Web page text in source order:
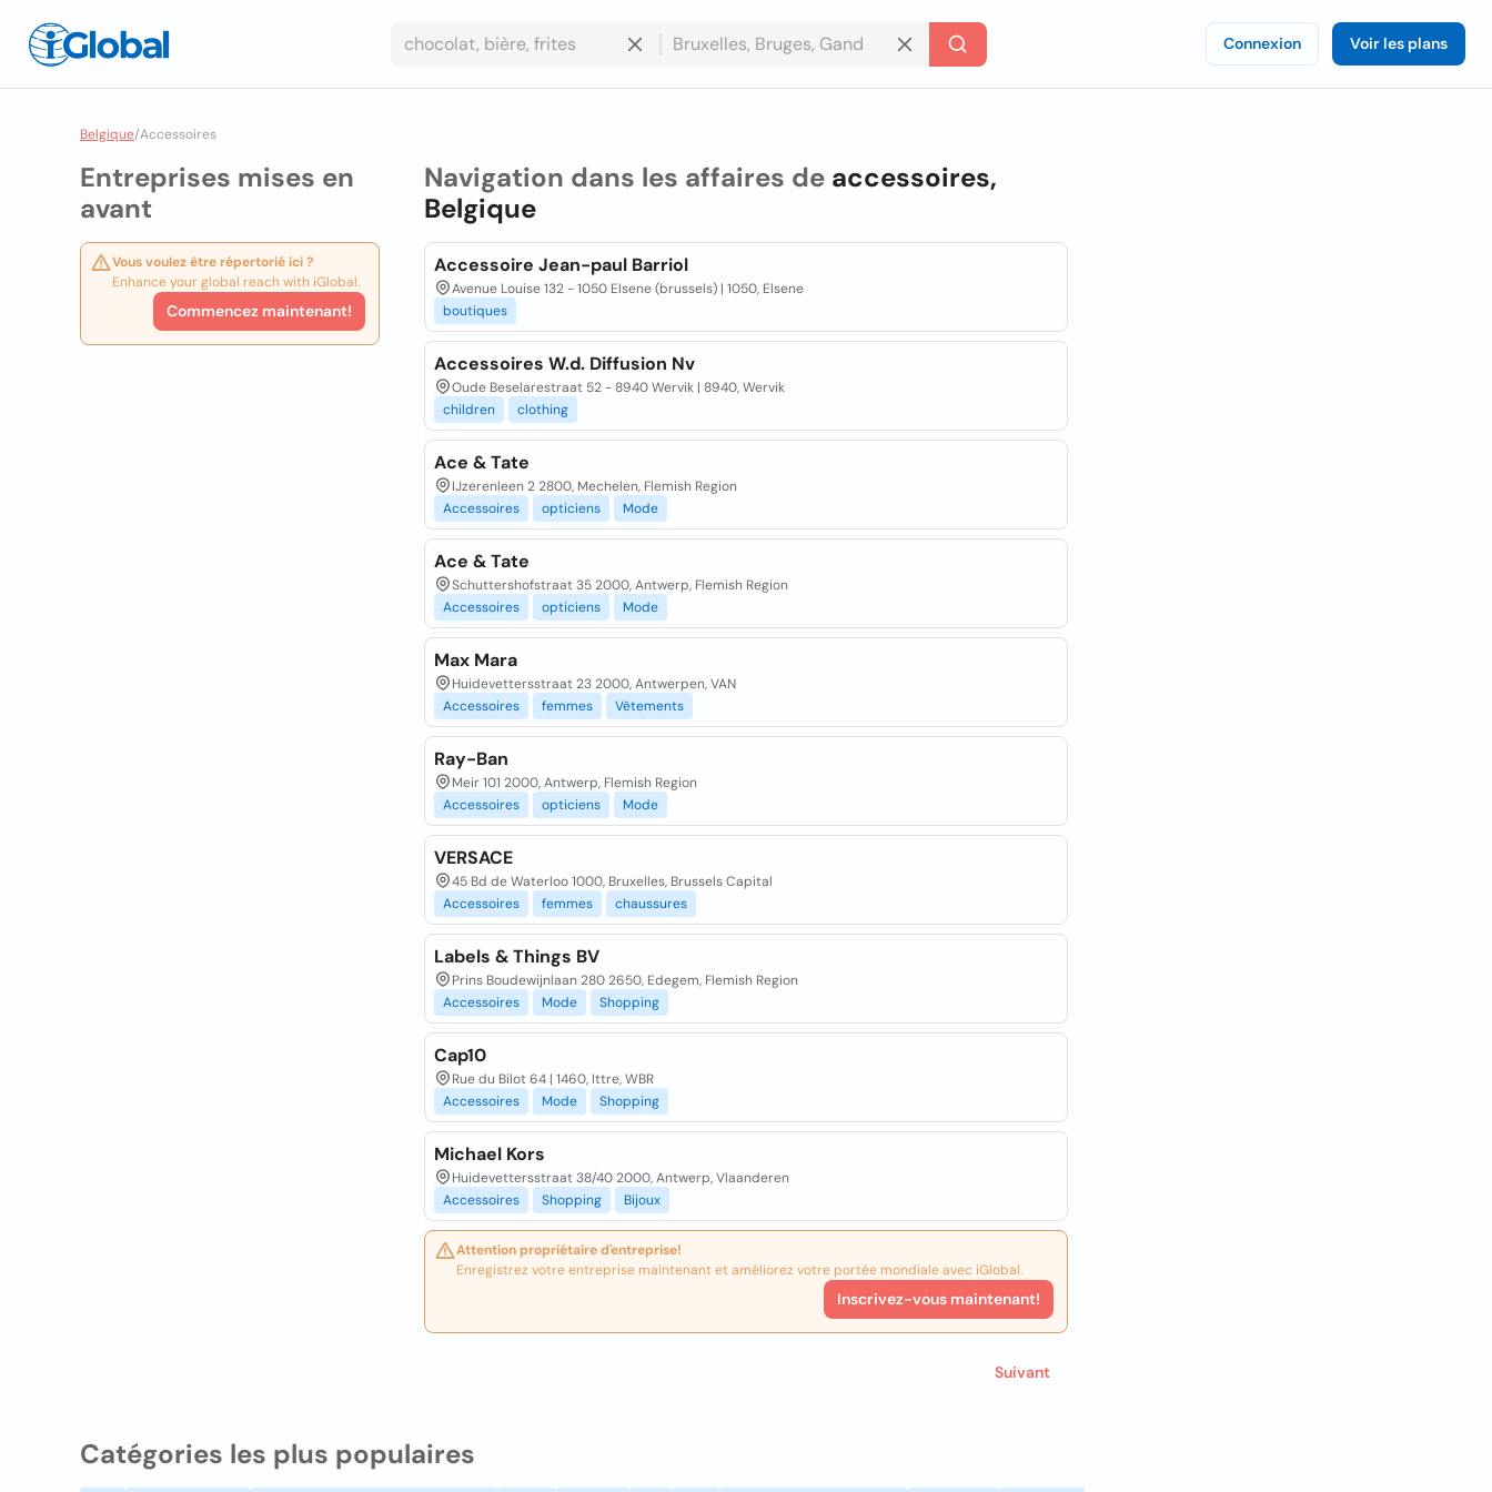
Connexion Voir les plans
Belgique/Accessoires
Entreprises mises en
avant
Vous voulez être répertorié ici ?
Enhance your global reach with iGlobal.
Commencez maintenant!
Navigation dans les affaires de accessoires,
Belgique
Accessoire Jean-paul Barriol
Avenue Louise 132 - 1050 Elsene (brussels) | 1050, Elsene
boutiques
Accessoires W.d. Diffusion Nv
Oude Beselarestraat 52 - 8940 Wervik | 8940, Wervik
children
clothing
Ace & Tate
IJzerenleen 2 2800, Mechelen, Flemish Region
Accessoires
opticiens Mode
Ace & Tate
Schuttershofstraat 35 2000, Antwerp, Flemish Region
Accessoires
opticiens Mode
Max Mara
Huidevettersstraat 23 2000, Antwerpen, VAN
Accessoires
femmes Vêtements
Ray-Ban
Meir 101 2000, Antwerp, Flemish Region
Accessoires
opticiens Mode
VERSACE
45 Bd de Waterloo 1000, Bruxelles, Brussels Capital
Accessoires
femmes chaussures
Labels & Things BV
Prins Boudewijnlaan 280 2650, Edegem, Flemish Region
Accessoires
Mode Shopping
Cap10
Rue du Bilot 64 | 1460, Ittre, WBR
Accessoires
Mode Shopping
Michael Kors
Huidevettersstraat 38/40 2000, Antwerp, Vlaanderen
Accessoires
Shopping Bijoux
Attention propriétaire d'entreprise!
Enregistrez votre entreprise maintenant et améliorez votre portée mondiale avec iGlobal.
Inscrivez-vous maintenant!
Suivant
Catégories les plus populaires